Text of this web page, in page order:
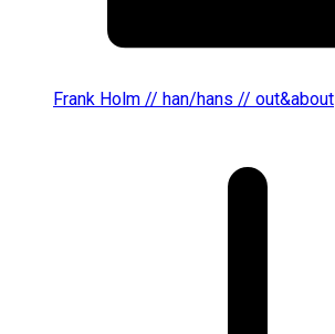
Frank Holm // han/hans // out&about